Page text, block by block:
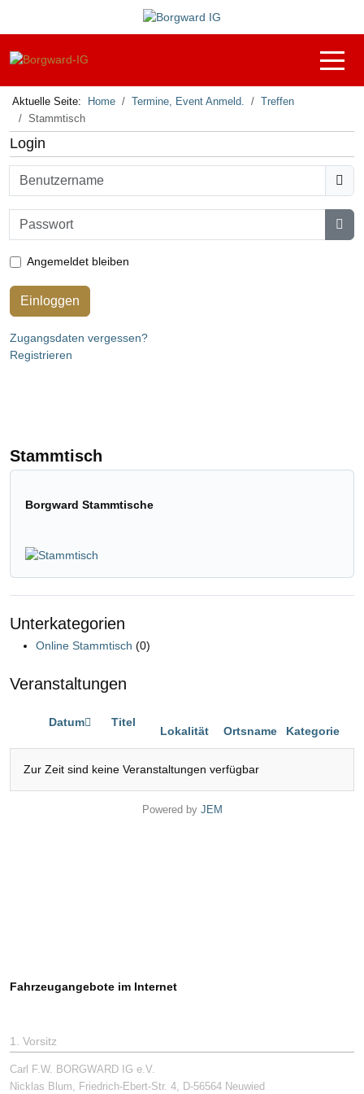
Off-
Aktuelle Seite: Home Termine, Event Anmeld.
Treffen
Stammtisch
Login
Benutzername
Passwort
Angemeldet bleiben
Einloggen
Zugangsdaten vergessen?
Registrieren
Stammtisch
Borgward Stammtische
Unterkategorien
Online Stammtisch (0)
Veranstaltungen
Datum Titel
Lokalität Ortsname Kategorie
Zur Zeit sind keine Veranstaltungen verfügbar
Powered by JEM
Fahrzeugangebote im Internet
1. Vorsitz
Carl F.W. BORGWARD IG e.V.
Nicklas Blum, Friedrich-Ebert-Str. 4, D-56564 Neuwied